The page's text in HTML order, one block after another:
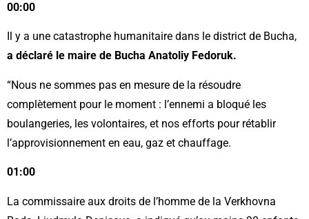
हिन्दी
العربية
ITALIANO
00:00
Il y a une catastrophe humanitaire dans le district de Bucha,
a déclaré le maire de Bucha Anatoliy Fedoruk.
“Nous ne sommes pas en mesure de la résoudre
complètement pour le moment : l’ennemi a bloqué les
boulangeries, les volontaires, et nos efforts pour rétablir
l’approvisionnement en eau, gaz et chauffage.
01:00
La commissaire aux droits de l’homme de la Verkhovna